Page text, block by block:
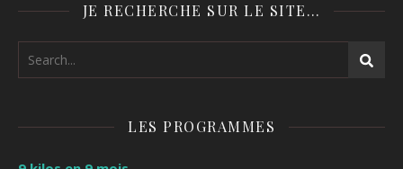
JE RECHERCHE SUR LE SITE…
LES PROGRAMMES